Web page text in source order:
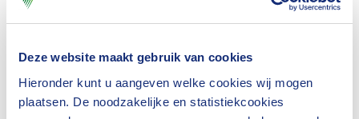
Deze website maakt gebruik van cookies
Hieronder kunt u aangeven welke cookies wij mogen
plaatsen. De noodzakelijke en statistiekcookies